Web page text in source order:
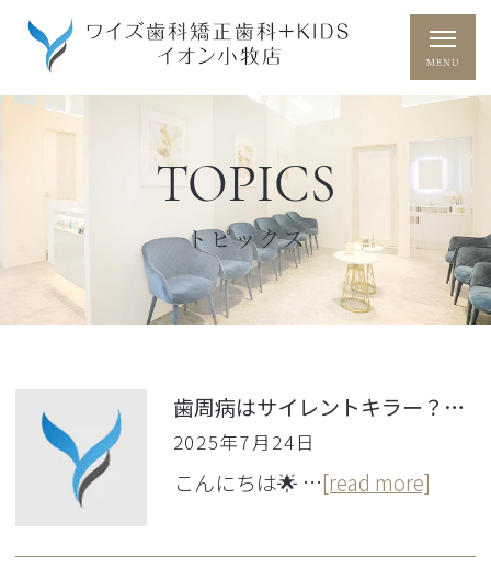
TOPICS
トピックス
歯周病はサイレントキラー？放っておくとどうなるのか
2025年7月24日
こんにちは🌟 …[read more]